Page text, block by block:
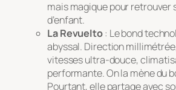
mais magique pour retrouver
d’enfant.
La Revuelto: Le bond
abyssal. Direction
vitesses ultra-douce,
performante. On la mène du
Pourtant, elle partage avec